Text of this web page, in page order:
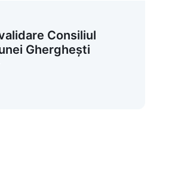
Consiliul
Gherghești